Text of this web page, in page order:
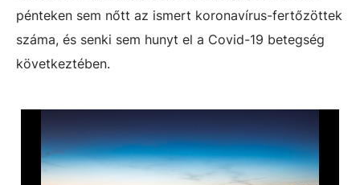
pénteken sem nőtt az ismert koronavírus-fertőzöttek
száma, és senki sem hunyt el a Covid-19 betegség
következtében.